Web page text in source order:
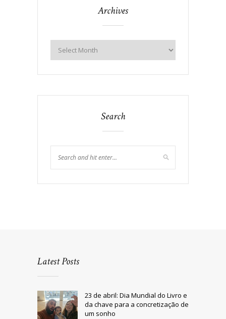
Archives
Search
Latest Posts
23 de abril: Dia Mundial do Livro e
da chave para a concretização de
um sonho